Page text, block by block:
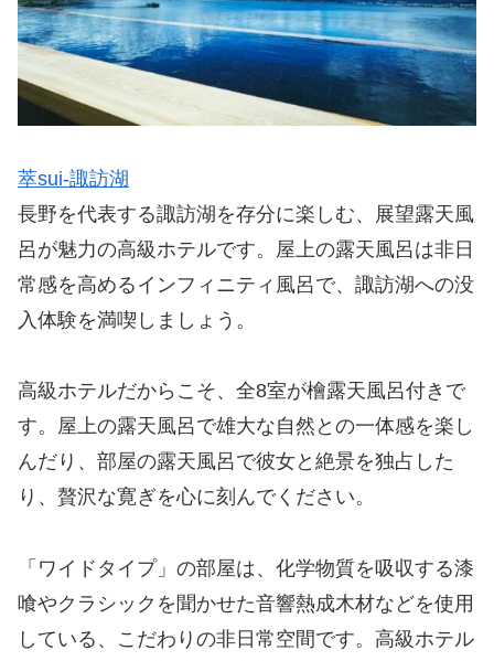
萃sui-諏訪湖
長野を代表する諏訪湖を存分に楽しむ、展望露天風
呂が魅力の高級ホテルです。屋上の露天風呂は非日
常感を高めるインフィニティ風呂で、諏訪湖への没
入体験を満喫しましょう。
高級ホテルだからこそ、全8室が檜露天風呂付きで
す。屋上の露天風呂で雄大な自然との一体感を楽し
んだり、部屋の露天風呂で彼女と絶景を独占した
り、贅沢な寛ぎを心に刻んでください。
「ワイドタイプ」の部屋は、化学物質を吸収する漆
喰やクラシックを聞かせた音響熱成木材などを使用
している、こだわりの非日常空間です。高級ホテル